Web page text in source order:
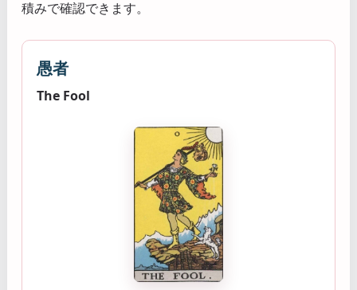
積みで確認できます。
愚者
The Fool